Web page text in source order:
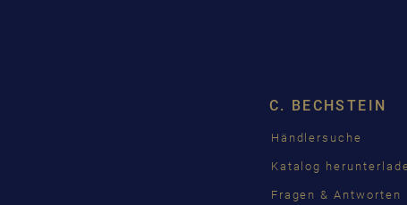
C. BECHSTEIN
Händlersuche
Katalog
Fragen & Antworten